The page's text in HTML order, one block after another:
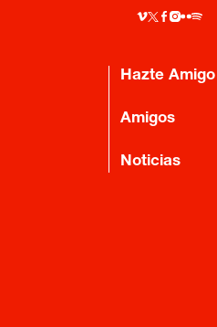
Hazte Amigo
Amigos
Noticias